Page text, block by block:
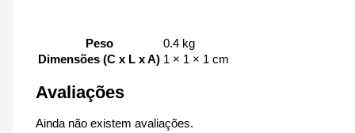
Peso
0.4 kg
Dimensões (C x L x A) 1 × 1 × 1 cm
Avaliações
Ainda não existem avaliações.